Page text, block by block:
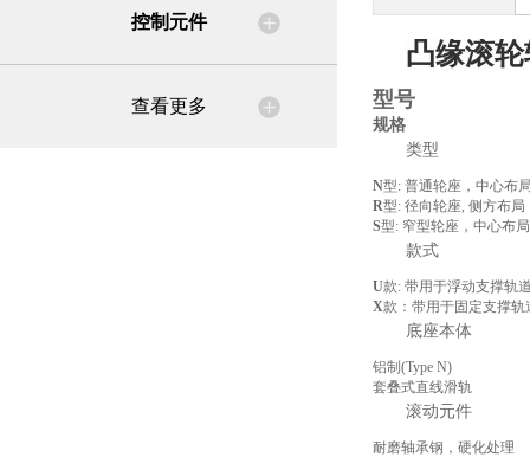
控制元件
查看更多
凸缘滚
型号
规格
类型
N型: 普通轮座，中心布
R型: 径向轮座, 侧方布局
S型: 窄型轮座，中心布局
款式
U款: 带用于浮动支撑轨
X款：带用于固定支撑
底座本体
铝制(Type N)
套叠式直线滑轨
滚动元件
耐磨轴承钢，硬化处理